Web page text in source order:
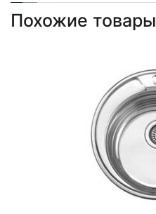
Похожие товары